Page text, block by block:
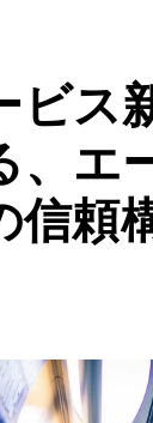
ビス
、エ
信頼